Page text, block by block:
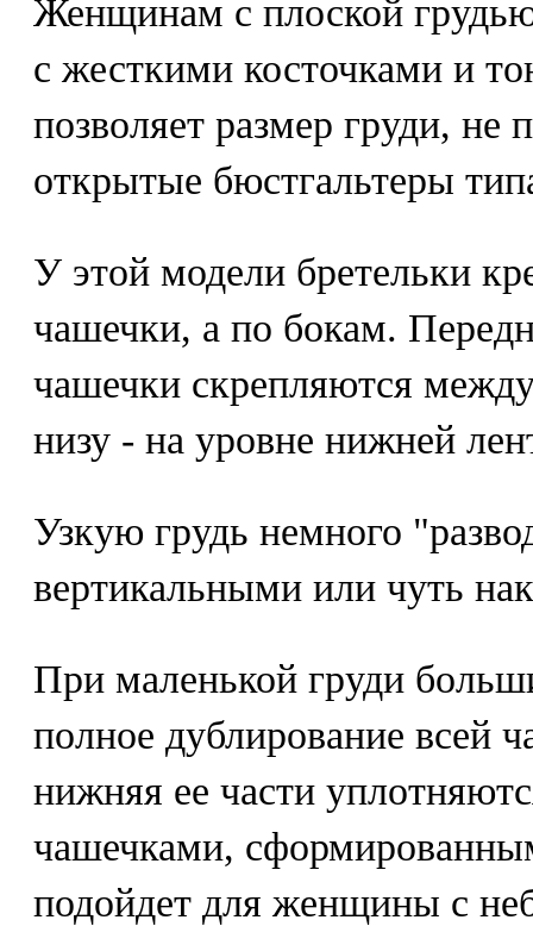
Женщинам с плоской
с жесткими косточками и
позволяет размер груди, не
открытые бюстгальтеры
У этой модели бретельки
чашечки, а по бокам.
чашечки скрепляются
низу - на уровне нижней
Узкую грудь немного
вертикальными или чуть
При маленькой груди
полное дублирование всей
нижняя ее части
чашечками,
подойдет для женщины с